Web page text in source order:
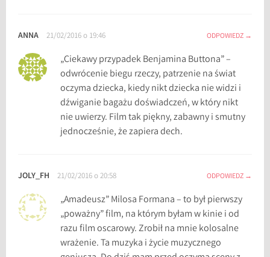
ANNA 21/02/2016 o 19:46 ODPOWIEDZ
„Ciekawy przypadek Benjamina Buttona” –
odwrócenie biegu rzeczy, patrzenie na świat
oczyma dziecka, kiedy nikt dziecka nie widzi i
dźwiganie bagażu doświadczeń, w który nikt
nie uwierzy. Film tak piękny, zabawny i smutny
jednocześnie, że zapiera dech.
JOLY_FH 21/02/2016 o 20:58 ODPOWIEDZ
„Amadeusz” Milosa Formana – to był pierwszy
„poważny” film, na którym byłam w kinie i od
razu film oscarowy. Zrobił na mnie kolosalne
wrażenie. Ta muzyka i życie muzycznego